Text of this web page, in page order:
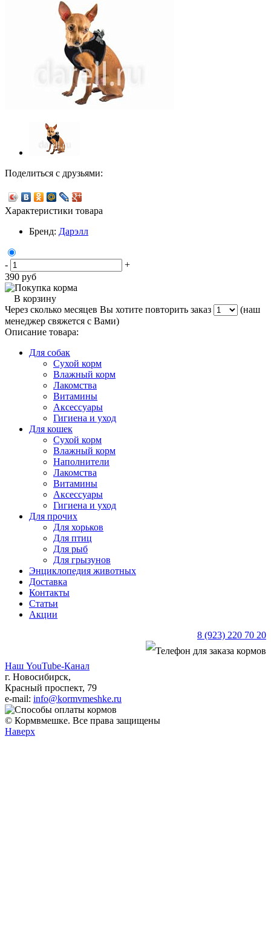
Поделиться с друзьями:
Характеристики товара
Бренд: Дарэлл
-
+
390 руб
В корзину
Через сколько месяцев Вы хотите повторить заказ
(наш
менеджер свяжется с Вами)
Описание товара:
Для собак
Сухой корм
Влажный корм
Лакомства
Витамины
Аксессуары
Гигиена и уход
Для кошек
Сухой корм
Влажный корм
Наполнители
Лакомства
Витамины
Аксессуары
Гигиена и уход
Для прочих
Для хорьков
Для птиц
Для рыб
Для грызунов
Энциклопедия животных
Доставка
Контакты
Статьи
Акции
8 (923) 220 70 20
Наш YouTube-Канал
г. Новосибирск,
Красный проспект, 79
e-mail: info@kormvmeshke.ru
© Кормвмешке. Все права защищены
Наверх